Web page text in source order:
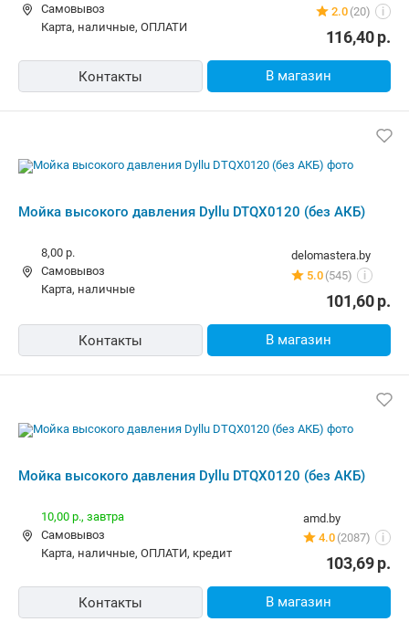
2.0 (20) i
Самовывоз
карта, наличные, ОПЛАТИ
116,40р.
Контакты В магазин
Мойка высокого давления Dyllu DTQX0120 (без АКБ)
delomastera.by
5.0 (545) i
8,00 р.
Самовывоз
карта, наличные
101,60р.
Контакты В магазин
Мойка высокого давления Dyllu DTQX0120 (без АКБ)
amd.by
4.0 (2087) i
10,00 р., завтра
Самовывоз
карта, наличные, ОПЛАТИ, кредит
103,69р.
Контакты В магазин